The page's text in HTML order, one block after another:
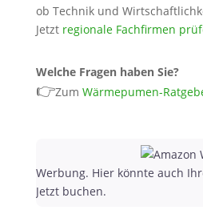
ob Technik und
Jetzt regionale Fachfirmen
Welche Fragen haben Sie?
👉Zum Wärmepumen-
Werbung. Hier könnte auch
Jetzt buchen.